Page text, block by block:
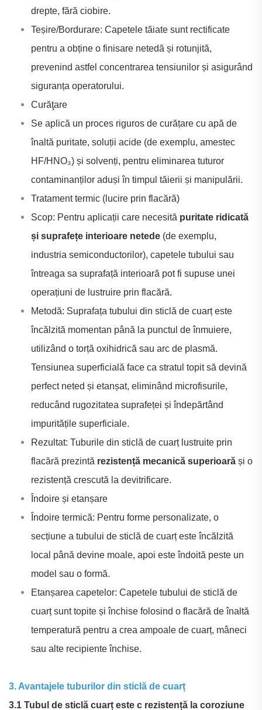
drepte, fără ciobire.
Teșire/Bordurare: Capetele tăiate sunt rectificate
pentru a obține o finisare netedă și rotunjită,
prevenind astfel concentrarea tensiunilor și asigurând
siguranța operatorului.
Curăţare
Se aplică un proces riguros de curățare cu apă de
înaltă puritate, soluții acide (de exemplu, amestec
HF/HNO₃) și solvenți, pentru eliminarea tuturor
contaminanților aduși în timpul tăierii și manipulării.
Tratament termic (lucire prin flacără)
Scop: Pentru aplicații care necesită puritate ridicată
și suprafețe interioare netede (de exemplu,
industria semiconductorilor), capetele tubului sau
întreaga sa suprafață interioară pot fi supuse unei
operațiuni de lustruire prin flacără.
Metodă: Suprafața tubului din sticlă de cuarț este
încălzită momentan până la punctul de înmuiere,
utilizând o torță oxihidrică sau arc de plasmă.
Tensiunea superficială face ca stratul topit să devină
perfect neted și etanșat, eliminând microfisurile,
reducând rugozitatea suprafeței și îndepărtând
impuritățile superficiale.
Rezultat: Tuburile din sticlă de cuarț lustruite prin
flacără prezintă rezistență mecanică superioară și o
rezistență crescută la devitrificare.
Îndoire și etanșare
Îndoire termică: Pentru forme personalizate, o
secțiune a tubului de sticlă de cuarț este încălzită
local până devine moale, apoi este îndoită peste un
model sau o formă.
Etanșarea capetelor: Capetele tubului de sticlă de
cuarț sunt topite și închise folosind o flacără de înaltă
temperatură pentru a crea ampoale de cuarț, mâneci
sau alte recipiente închise.
3. Avantajele tuburilor din sticlă de cuarț
3.1 Tubul de sticlă cuarț este c rezistență la coroziune